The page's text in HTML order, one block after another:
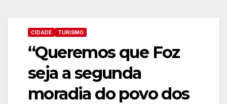
CIDADE TURISMO
“Queremos que Foz
seja a segunda
moradia do povo dos